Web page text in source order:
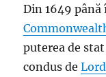
Din 1649
puterea de
condus de